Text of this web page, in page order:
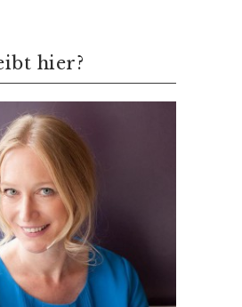
hier?